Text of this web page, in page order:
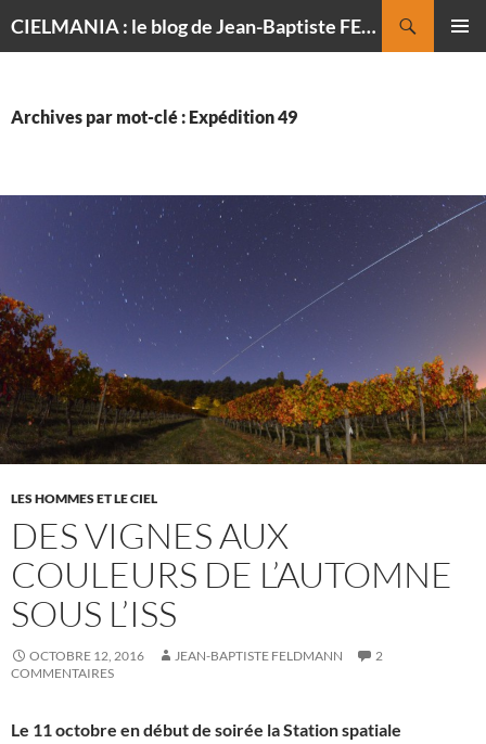
CIELMANIA : le blog de Jean-Baptiste FELDMANN, photographe du ciel
Archives par mot-clé : Expédition 49
LES HOMMES ET LE CIEL
DES VIGNES AUX
COULEURS DE L’AUTOMNE
SOUS L’ISS
OCTOBRE 12, 2016 JEAN-BAPTISTE FELDMANN
2
COMMENTAIRES
Le 11 octobre en début de soirée la Station spatiale